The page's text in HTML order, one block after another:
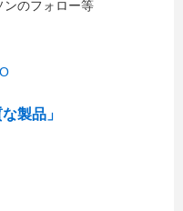
ンのフォロー等
製品」